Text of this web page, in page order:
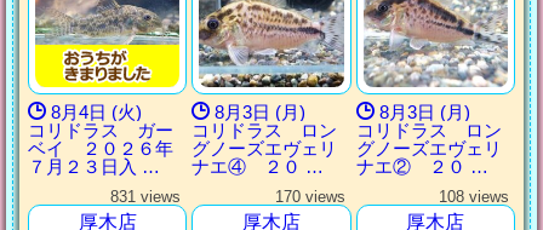
8月4日 (火)
コリドラス ガー
ベイ ２０２６年
７月２３日入 …
8月3日 (月)
コリドラス ロン
グノーズエヴェリ
ナエ④ ２０ …
8月3日 (月)
コリドラス ロン
グノーズエヴェリ
ナエ② ２０ …
831 views
厚木店
170 views
厚木店
108 views
厚木店